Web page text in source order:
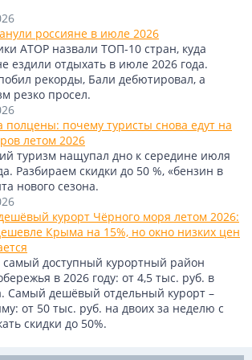
россияне в июле 2026
АТОР назвали ТОП-10 стран, куда
ездили отдыхать в июле 2026 года.
рекорды, Бали дебютировал, а
резко просел.
полцены: почему туристы снова едут на
летом 2026
туризм нащупал дно к середине июля
Разбираем скидки до 50 %, «бензин в
нового сезона.
курорт Чёрного моря летом 2026:
Крыма на 15%, но окно низких цен
самый доступный курортный район
в 2026 году: от 4,5 тыс. руб. в
Самый дешёвый отдельный курорт –
от 50 тыс. руб. на двоих за неделю с
скидки до 50%.